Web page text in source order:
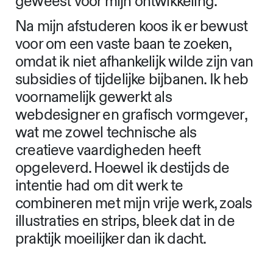
Na mijn afstuderen koos ik er bewust
voor om een vaste baan te zoeken,
omdat ik niet afhankelijk wilde zijn van
subsidies of tijdelijke bijbanen. Ik heb
voornamelijk gewerkt als
webdesigner en grafisch vormgever,
wat me zowel technische als
creatieve vaardigheden heeft
opgeleverd. Hoewel ik destijds de
intentie had om dit werk te
combineren met mijn vrije werk, zoals
illustraties en strips, bleek dat in de
praktijk moeilijker dan ik dacht.